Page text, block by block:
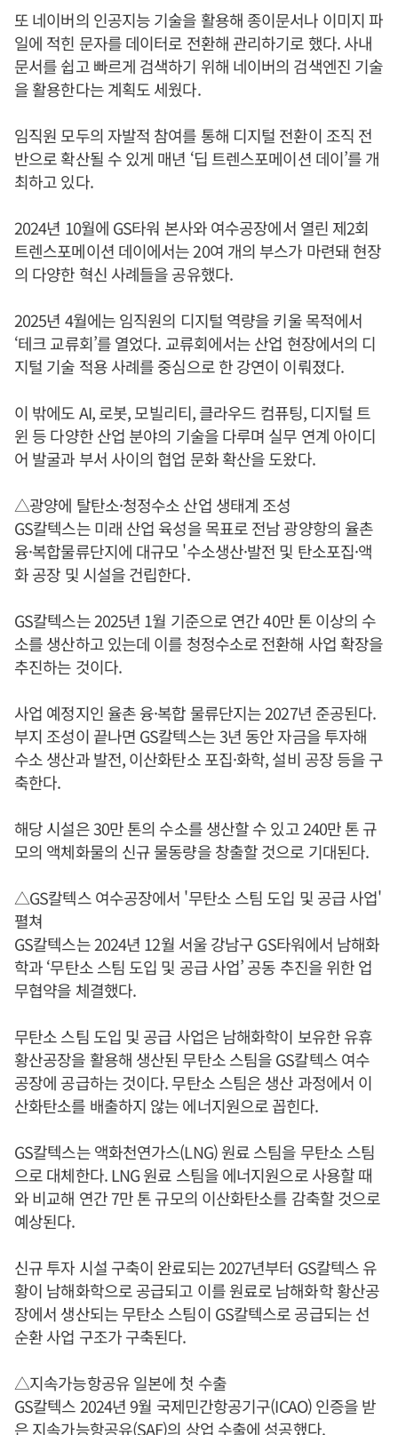
또 네이버의 인공지능 기술을 활용해 종이문서나 이미지 파
일에 적힌 문자를 데이터로 전환해 관리하기로 했다. 사내
문서를 쉽고 빠르게 검색하기 위해 네이버의 검색엔진 기술
을 활용한다는 계획도 세웠다.
임직원 모두의 자발적 참여를 통해 디지털 전환이 조직 전
반으로 확산될 수 있게 매년 ‘딥 트렌스포메이션 데이’를 개
최하고 있다.
2024년 10월에 GS타워 본사와 여수공장에서 열린 제2회
트렌스포메이션 데이에서는 20여 개의 부스가 마련돼 현장
의 다양한 혁신 사례들을 공유했다.
2025년 4월에는 임직원의 디지털 역량을 키울 목적에서
‘테크 교류회’를 열었다. 교류회에서는 산업 현장에서의 디
지털 기술 적용 사례를 중심으로 한 강연이 이뤄졌다.
이 밖에도 AI, 로봇, 모빌리티, 클라우드 컴퓨팅, 디지털 트
윈 등 다양한 산업 분야의 기술을 다루며 실무 연계 아이디
어 발굴과 부서 사이의 협업 문화 확산을 도왔다.
△광양에 탈탄소·청정수소 산업 생태계 조성
GS칼텍스는 미래 산업 육성을 목표로 전남 광양항의 율촌
융·복합물류단지에 대규모 '수소생산·발전 및 탄소포집·액
화 공장 및 시설을 건립한다.
GS칼텍스는 2025년 1월 기준으로 연간 40만 톤 이상의 수
소를 생산하고 있는데 이를 청정수소로 전환해 사업 확장을
추진하는 것이다.
사업 예정지인 율촌 융·복합 물류단지는 2027년 준공된다.
부지 조성이 끝나면 GS칼텍스는 3년 동안 자금을 투자해
수소 생산과 발전, 이산화탄소 포집·화학, 설비 공장 등을 구
축한다.
해당 시설은 30만 톤의 수소를 생산할 수 있고 240만 톤 규
모의 액체화물의 신규 물동량을 창출할 것으로 기대된다.
△GS칼텍스 여수공장에서 '무탄소 스팀 도입 및 공급 사업'
펼쳐
GS칼텍스는 2024년 12월 서울 강남구 GS타워에서 남해화
학과 ‘무탄소 스팀 도입 및 공급 사업’ 공동 추진을 위한 업
무협약을 체결했다.
무탄소 스팀 도입 및 공급 사업은 남해화학이 보유한 유휴
황산공장을 활용해 생산된 무탄소 스팀을 GS칼텍스 여수
공장에 공급하는 것이다. 무탄소 스팀은 생산 과정에서 이
산화탄소를 배출하지 않는 에너지원으로 꼽힌다.
GS칼텍스는 액화천연가스(LNG) 원료 스팀을 무탄소 스팀
으로 대체한다. LNG 원료 스팀을 에너지원으로 사용할 때
와 비교해 연간 7만 톤 규모의 이산화탄소를 감축할 것으로
예상된다.
신규 투자 시설 구축이 완료되는 2027년부터 GS칼텍스 유
황이 남해화학으로 공급되고 이를 원료로 남해화학 황산공
장에서 생산되는 무탄소 스팀이 GS칼텍스로 공급되는 선
순환 사업 구조가 구축된다.
△지속가능항공유 일본에 첫 수출
GS칼텍스 2024년 9월 국제민간항공기구(ICAO) 인증을 받
은 지속가능항공유(SAF)의 상업 수출에 성공했다.